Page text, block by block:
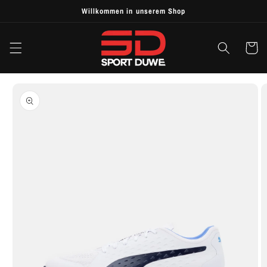
Willkommen in unserem Shop
Cart
product
information